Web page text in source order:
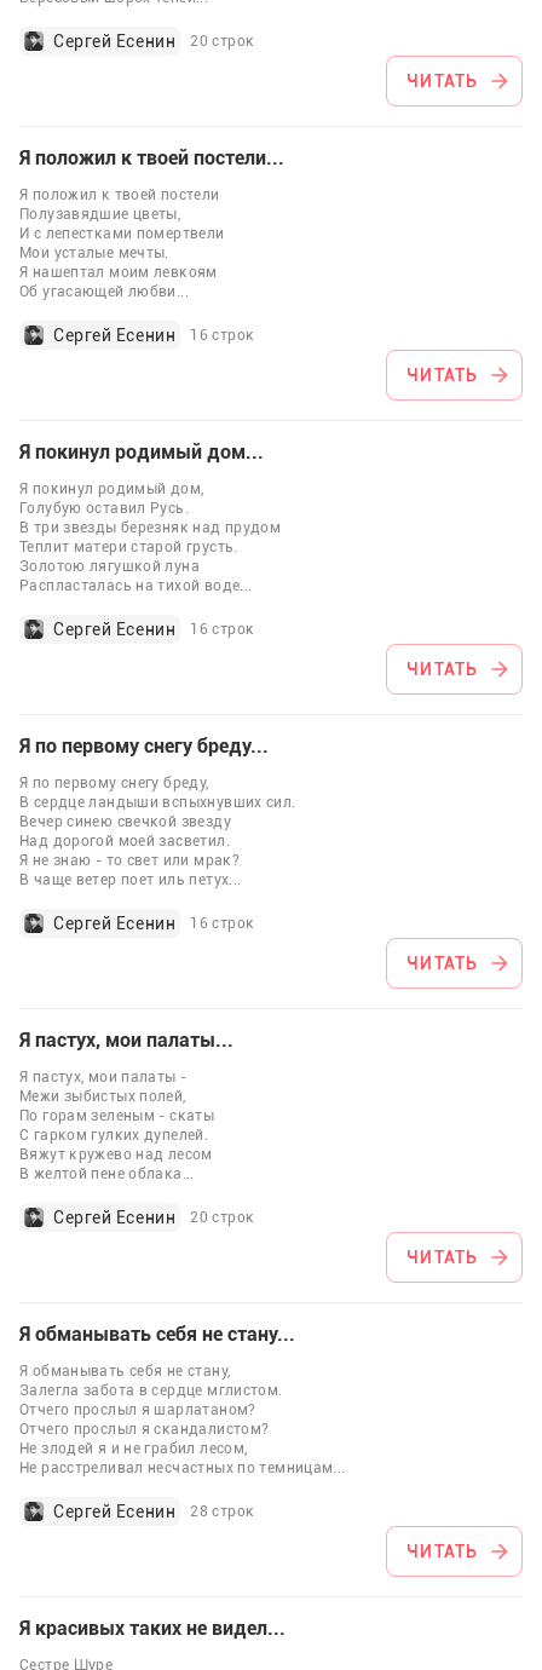
Сергей Есенин 20 строк
ЧИТАТЬ
Я положил к твоей постели...
Я положил к твоей постели
Полузавядшие цветы,
И с лепестками помертвели
Мои усталые мечты.
Я нашептал моим левкоям
Об угасающей любви ...
Сергей Есенин 16 строк
ЧИТАТЬ
Я покинул родимый дом...
Я покинул родимый дом,
Голубую оставил Русь.
В три звезды березняк над прудом
Теплит матери старой грусть.
Золотою лягушкой луна
Распласталась на тихой воде...
Сергей Есенин 16 строк
ЧИТАТЬ
Я по первому снегу бреду...
Я по первому снегу бреду,
В сердце ландыши вспыхнувших сил.
Вечер синею свечкой звезду
Над дорогой моей засветил.
Я не знаю - то свет или мрак?
В чаще ветер поет иль петух...
Сергей Есенин 16 строк
ЧИТАТЬ
Я пастух, мои палаты...
Я пастух, мои палаты -
Межи зыбистых полей,
По горам зеленым - скаты
С гарком гулких дупелей.
Вяжут кружево над лесом
В желтой пене облака ...
Сергей Есенин 20 строк
ЧИТАТЬ
Я обманывать себя не стану...
Я обманывать себя не стану,
Залегла забота в сердце мглистом.
Отчего прослыл я шарлатаном?
Отчего прослыл я скандалистом?
Не злодей я и не грабил лесом,
Не расстреливал несчастных по темницам...
Сергей Есенин 28 строк
ЧИТАТЬ
Я красивых таких не видел...
Сестре Шуре